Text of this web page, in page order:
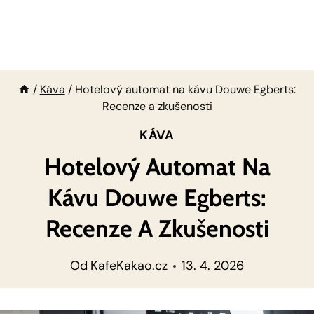
/ Káva / Hotelový automat na kávu Douwe Egberts:
Recenze a zkušenosti
KÁVA
Hotelový Automat Na
Kávu Douwe Egberts:
Recenze A Zkušenosti
Od KafeKakao.cz 13. 4. 2026